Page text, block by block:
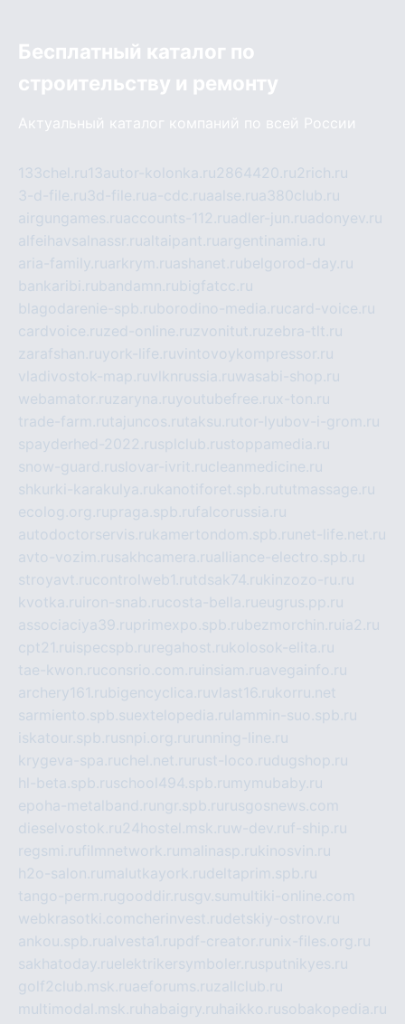
Бесплатный каталог по
строительству и ремонту
Актуальный каталог компаний по всей России
133chel.ru13autor-kolonka.ru2864420.ru2rich.ru
3-d-file.ru3d-file.rua-cdc.ruaalse.rua380club.ru
airgungames.ruaccounts-112.ruadler-jun.ruadonyev.ru
alfeihavsalnassr.rualtaipant.ruargentinamia.ru
aria-family.ruarkrym.ruashanet.rubelgorod-day.ru
bankaribi.rubandamn.rubigfatcc.ru
blagodarenie-spb.ruborodino-media.rucard-voice.ru
cardvoice.ruzed-online.ruzvonitut.ruzebra-tlt.ru
zarafshan.ruyork-life.ruvintovoykompressor.ru
vladivostok-map.ruvlknrussia.ruwasabi-shop.ru
webamator.ruzaryna.ruyoutubefree.rux-ton.ru
trade-farm.rutajuncos.rutaksu.rutor-lyubov-i-grom.ru
spayderhed-2022.rusplclub.rustoppamedia.ru
snow-guard.ruslovar-ivrit.rucleanmedicine.ru
shkurki-karakulya.rukanotiforet.spb.rututmassage.ru
ecolog.org.rupraga.spb.rufalcorussia.ru
autodoctorservis.rukamertondom.spb.ru net-life.net.ru
avto-vozim.rusakhcamera.rualliance-electro.spb.ru
stroyavt.rucontrolweb1.rutdsak74.rukinzozo-ru.ru
kvotka.ru iron-snab.rucosta-bella.rueugrus.pp.ru
associaciya39.ruprimexpo.spb.rubezmorchin.ru ia2.ru
cpt21.ru ispecspb.ru regahost.rukolosok-elita.ru
tae-kwon.ruconsrio.com.ru insiam.ruavegainfo.ru
archery161.rubigencyclica.ruvlast16.rukorru.net
sarmiento.spb.suextelopedia.ru lammin-suo.spb.ru
iskatour.spb.rusnpi.org.ru running-line.ru
krygeva-spa.ruchel.net.ru rust-loco.rudugshop.ru
hl-beta.spb.ruschool494.spb.ru mymubaby.ru
epoha-metalband.ru ngr.spb.ru rusgosnews.com
dieselvostok.ru24hostel.msk.ruw-dev.ruf-ship.ru
regsmi.rufilmnetwork.ru malinasp.rukinosvin.ru
h2o-salon.ru malutkayork.rudeltaprim.spb.ru
tango-perm.rugooddir.rusgv.su multiki-online.com
webkrasotki.comcherinvest.rudetskiy-ostrov.ru
ankou.spb.rualvesta1.rupdf-creator.ru nix-files.org.ru
sakhatoday.ruelektrikersymboler.rusputnikyes.ru
golf2club.msk.ruaeforums.ruzallclub.ru
multimodal.msk.ru habaigry.ru haikko.rusobakopedia.ru